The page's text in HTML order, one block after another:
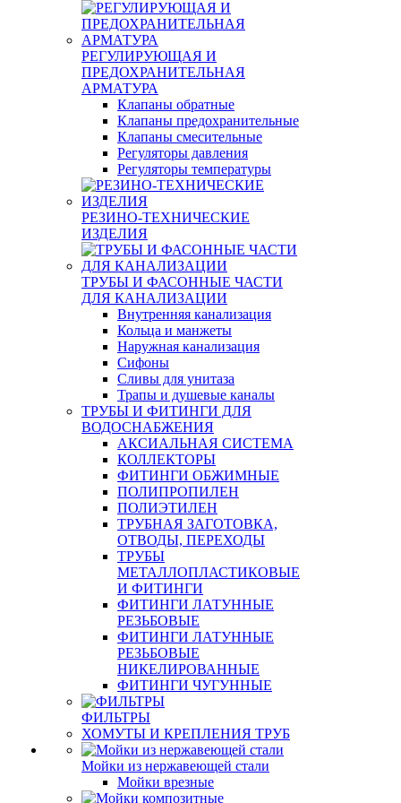
РЕГУЛИРУЮЩАЯ И
ПРЕДОХРАНИТЕЛЬНАЯ
АРМАТУРА
Клапаны обратные
Клапаны предохранительные
Клапаны смесительные
Регуляторы давления
Регуляторы температуры
РЕЗИНО-ТЕХНИЧЕСКИЕ
ИЗДЕЛИЯ
ТРУБЫ И ФАСОННЫЕ ЧАСТИ
ДЛЯ КАНАЛИЗАЦИИ
Внутренняя канализация
Кольца и манжеты
Наружная канализация
Сифоны
Сливы для унитаза
Трапы и душевые каналы
ТРУБЫ И ФИТИНГИ ДЛЯ
ВОДОСНАБЖЕНИЯ
АКСИАЛЬНАЯ СИСТЕМА
КОЛЛЕКТОРЫ
ФИТИНГИ ОБЖИМНЫЕ
ПОЛИПРОПИЛЕН
ПОЛИЭТИЛЕН
ТРУБНАЯ ЗАГОТОВКА,
ОТВОДЫ, ПЕРЕХОДЫ
ТРУБЫ
МЕТАЛЛОПЛАСТИКОВЫЕ
И ФИТИНГИ
ФИТИНГИ ЛАТУННЫЕ
РЕЗЬБОВЫЕ
ФИТИНГИ ЛАТУННЫЕ
РЕЗЬБОВЫЕ
НИКЕЛИРОВАННЫЕ
ФИТИНГИ ЧУГУННЫЕ
ФИЛЬТРЫ
ХОМУТЫ И КРЕПЛЕНИЯ ТРУБ
Мойки из нержавеющей стали
Мойки врезные